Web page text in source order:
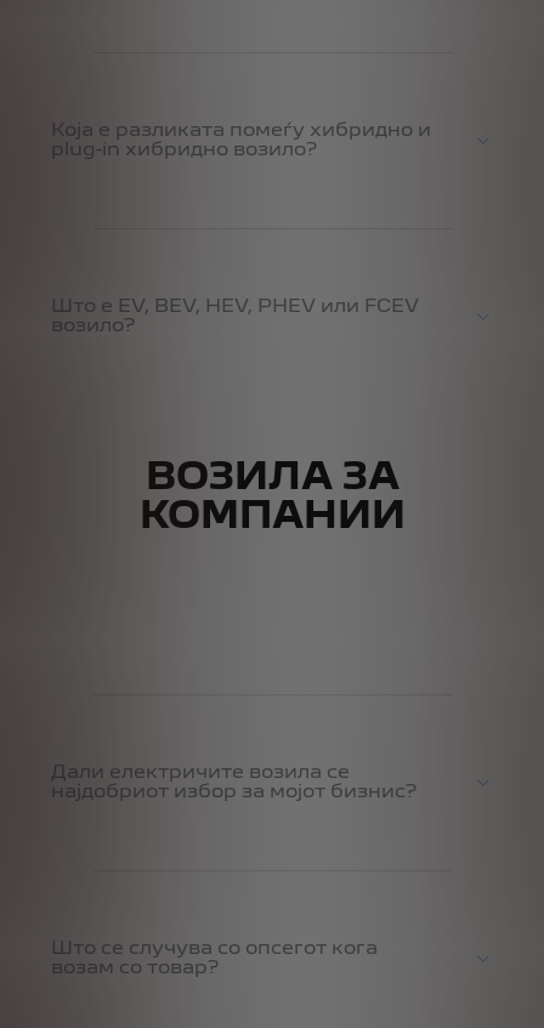
Која е разликата помеѓу хибридно и
plug-in хибридно возило?
Што е EV, BEV, HEV, PHEV или FCEV
возило?
ВОЗИЛА ЗА
КОМПАНИИ
Дали електричите возила се
најдобриот избор за мојот бизнис?
Што се случува со опсегот кога
возам со товар?